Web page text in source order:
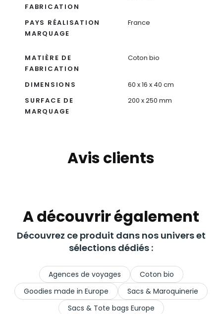
FABRICATION
PAYS RÉALISATION
MARQUAGE
France
MATIÈRE DE
FABRICATION
Coton bio
DIMENSIONS
60 x 16 x 40 cm
SURFACE DE
MARQUAGE
200 x 250 mm
Avis clients
A découvrir également
Découvrez ce produit dans nos univers et
sélections dédiés :
Agences de voyages
Coton bio
Goodies made in Europe
Sacs & Maroquinerie
Sacs & Tote bags Europe